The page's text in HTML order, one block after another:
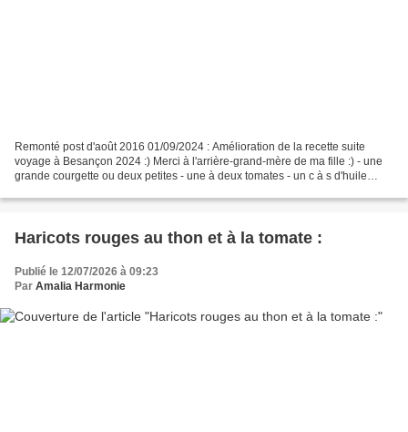
Remonté post d'août 2016 01/09/2024 : Amélioration de la recette suite
voyage à Besançon 2024 :) Merci à l'arrière-grand-mère de ma fille :) - une
grande courgette ou deux petites - une à deux tomates - un c à s d'huile
Haricots rouges au thon et à la tomate :
Publié le 12/07/2026 à 09:23
Par Amalia Harmonie